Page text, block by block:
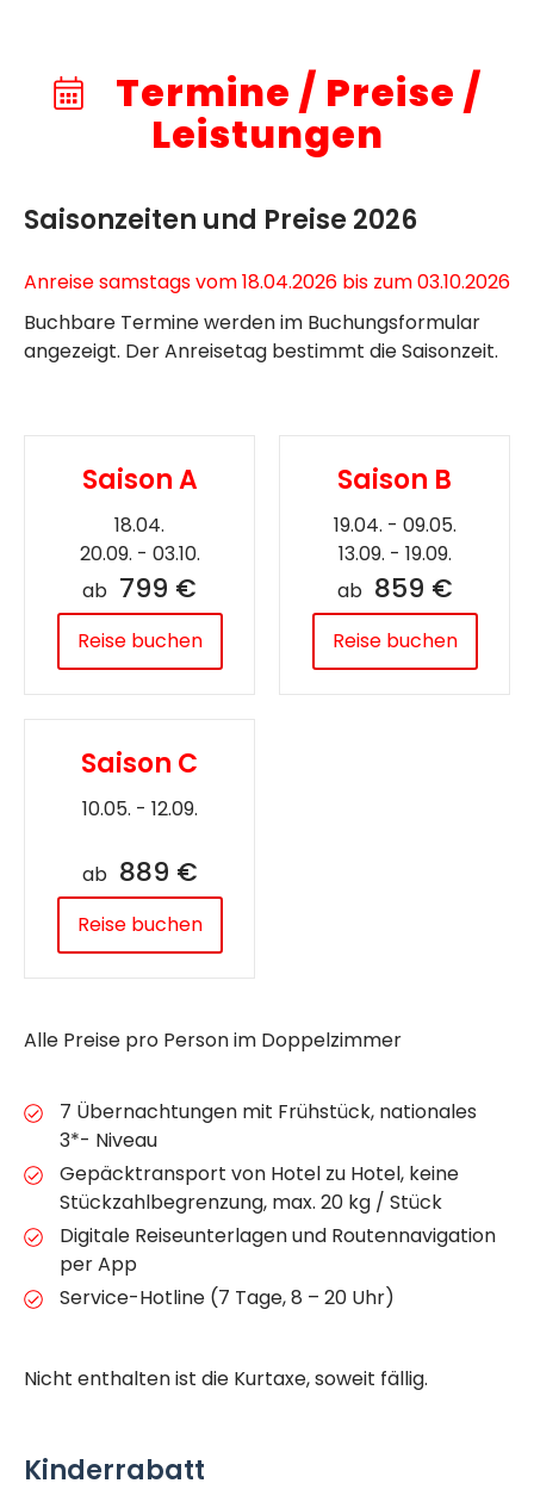
Termine / Preise /
Leistungen
Saisonzeiten und Preise 2026
Anreise samstags vom 18.04.2026 bis zum 03.10.2026
Buchbare Termine werden im Buchungsformular
angezeigt. Der Anreisetag bestimmt die Saisonzeit.
Saison A
18.04.
20.09. - 03.10.
ab 799 €
Reise buchen
Saison B
19.04. - 09.05.
13.09. - 19.09.
ab 859 €
Reise buchen
Saison C
10.05. - 12.09.
ab 889 €
Reise buchen
Alle Preise pro Person im Doppelzimmer
7 Übernachtungen mit Frühstück, nationales
3*- Niveau
Gepäcktransport von Hotel zu Hotel, keine
Stückzahlbegrenzung, max. 20 kg / Stück
Digitale Reiseunterlagen und Routennavigation
per App
Service-Hotline (7 Tage, 8 – 20 Uhr)
Nicht enthalten ist die Kurtaxe, soweit fällig.
Kinderrabatt